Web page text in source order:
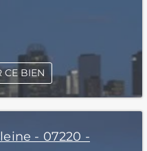
CE BIEN
- 07220 -